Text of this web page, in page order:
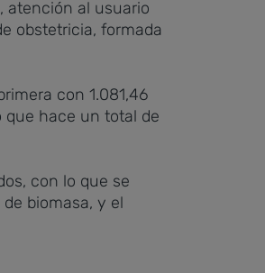
atención al usuario
obstetricia, formada
con 1.081,46
que hace un total de
con lo que se
biomasa, y el